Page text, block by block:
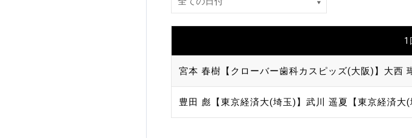
1
宮本 春樹【クローバー歯科カスピッズ(大阪)】 大西
豊田 彪【東京経済大(埼玉)】 武川 遥夏【東京経済大(